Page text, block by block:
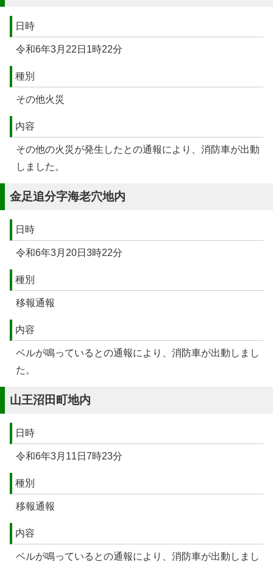
日時
令和6年3月22日1時22分
種別
その他火災
内容
その他の火災が発生したとの通報により、消防車が出動
しました。
金足追分字海老穴地内
日時
令和6年3月20日3時22分
種別
移報通報
内容
ベルが鳴っているとの通報により、消防車が出動しまし
た。
山王沼田町地内
日時
令和6年3月11日7時23分
種別
移報通報
内容
ベルが鳴っているとの通報により、消防車が出動しまし